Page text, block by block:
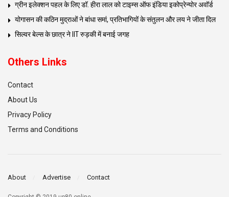
ग्रीन इलेक्शन पहल के लिए डॉ. हीरा लाल को टाइम्स ऑफ इंडिया इकोप्रेन्योर अवॉर्ड
योगासन की कठिन मुद्राओं ने बांधा समां, प्रतिभागियों के संतुलन और लय ने जीता दिल
सिल्वर बेल्स के छात्र ने IIT रुड़की में बनाई जगह
Others Links
Contact
About Us
Privacy Policy
Terms and Conditions
About Advertise Contact